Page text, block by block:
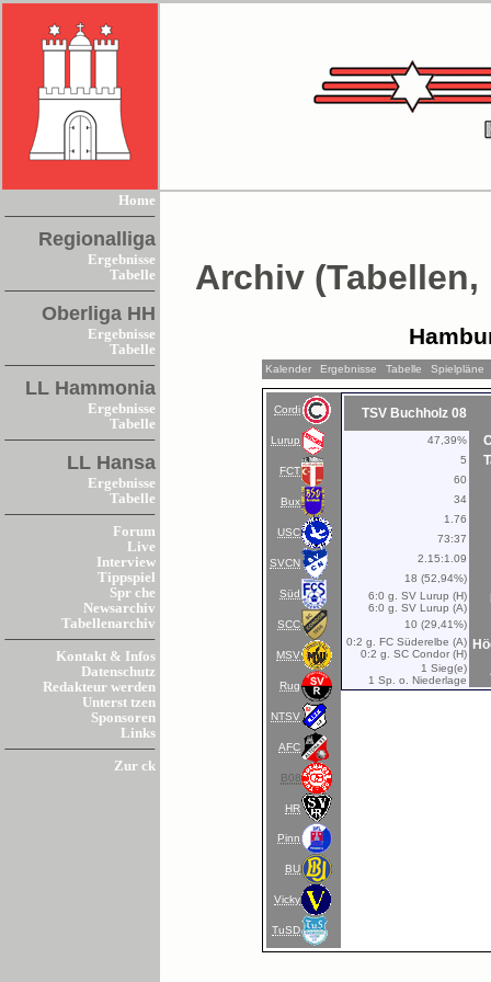
Home
Regionalliga
Ergebnisse
Tabelle
Oberliga HH
Ergebnisse
Tabelle
LL Hammonia
Ergebnisse
Tabelle
LL Hansa
Ergebnisse
Tabelle
Forum
Live
Interview
Tippspiel
Spr che
Newsarchiv
Tabellenarchiv
Kontakt & Infos
Datenschutz
Redakteur werden
Unterst tzen
Sponsoren
Links
Zur ck
Archiv
Kalender Ergebnisse Tabelle Spielpläne
Cordi
Lurup
FCT
Bux
USC
SVCN
Süd
SCC
MSV
Rug
NTSV
AFC
B08
HR
Pinn
BU
Vicky
TuSD
TSV Buchholz 08
47,39%
5
60
34
1.76
73:37
2.15:1.09
18 (52,94%)
6:0 g. SV Lurup (H)
6:0 g. SV Lurup (A)
10 (29,41%)
0:2 g. FC Süderelbe (A)
0:2 g. SC Condor (H)
1 Sieg(e)
1 Sp. o. Niederlage